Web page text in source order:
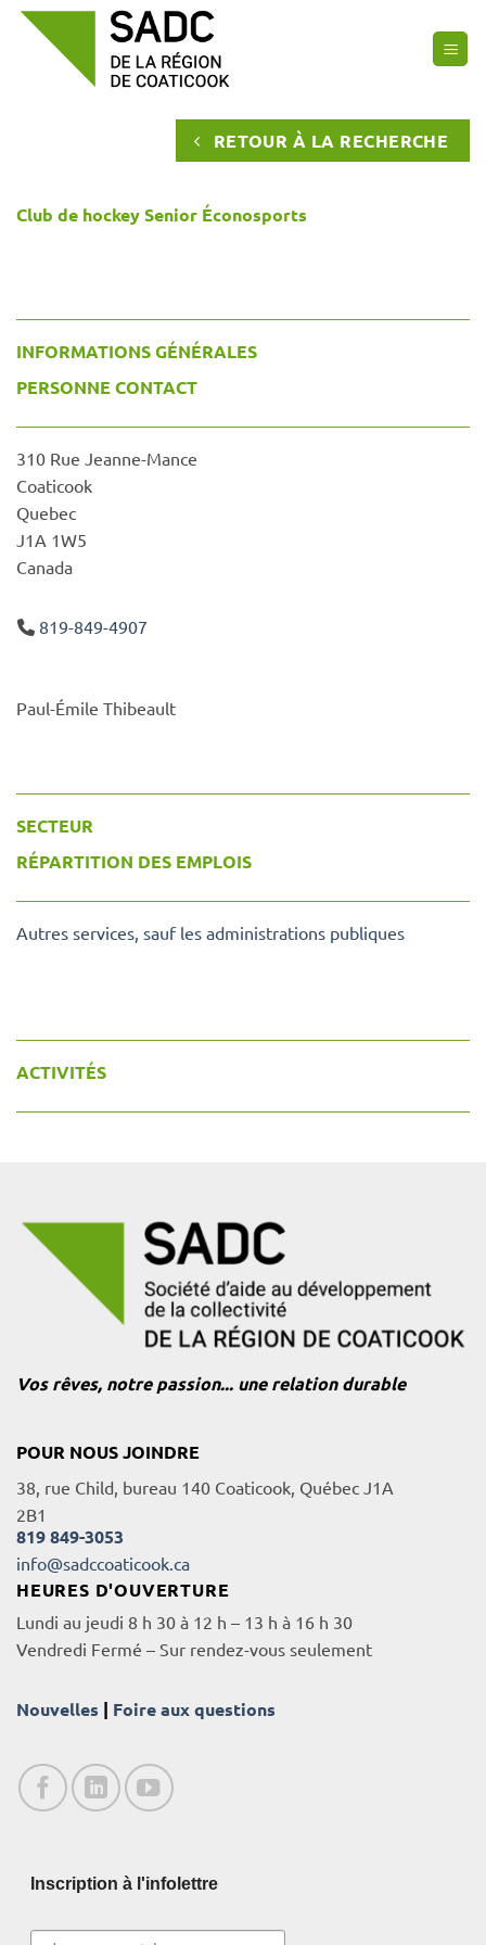
Passer
RETOUR À LA RECHERCHE
Club de hockey Senior Éconosports
INFORMATIONS GÉNÉRALES
PERSONNE CONTACT
310 Rue Jeanne-Mance
Coaticook
Quebec
J1A 1W5
Canada
819-849-4907
Paul-Émile Thibeault
SECTEUR
RÉPARTITION DES EMPLOIS
Autres services, sauf les administrations publiques
ACTIVITÉS
Vos rêves, notre passion... une relation durable
POUR NOUS JOINDRE
38, rue Child, bureau 140 Coaticook, Québec J1A
2B1
819 849-3053
info@sadccoaticook.ca
HEURES D'OUVERTURE
Lundi au jeudi 8 h 30 à 12 h – 13 h à 16 h 30
Vendredi Fermé – Sur rendez-vous seulement
Nouvelles | Foire aux questions
Inscription à l'infolettre